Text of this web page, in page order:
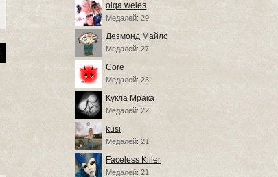
olqa.weles
Медалей: 29
Дезмонд Майлс
Медалей: 27
Core
Медалей: 23
Кукла Мрака
Медалей: 22
kusi
Медалей: 21
Faceless Killer
Медалей: 21